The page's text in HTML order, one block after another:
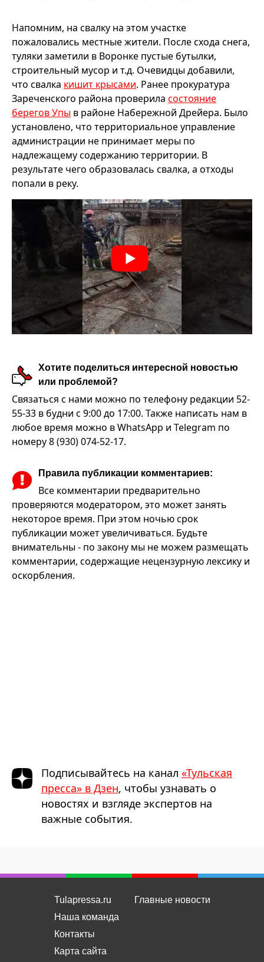
Напомним, на свалку на этом участке
пожаловались местные жители. После схода снега,
туляки заметили в Воронке пустые бутылки,
строительный мусор и т.д. Очевидцы добавили,
что свалка кишит крысами. Ранее прокуратура
Зареченского района проверила состояние
берегов Упы в районе Набережной Дрейера. Было
установлено, что территориальное управление
администрации не принимает меры по
надлежащему содержанию территории. В
результате чего образовалась свалка, а отходы
попали в реку.
Хотите поделиться интересной новостью
или проблемой?
Связаться с нами можно по телефону редакции 52-
55-33 в будни с 9:00 до 17:00. Также написать нам в
любое время можно в WhatsApp и Telegram по
номеру 8 (930) 074-52-17.
Правила публикации комментариев:
Все комментарии предварительно
проверяются модератором, это может занять
некоторое время. При этом ночью срок
публикации может увеличиваться. Будьте
внимательны - по закону мы не можем размещать
комментарии, содержащие нецензурную лексику и
оскорбления.
Подписывайтесь на канал «Тульская
пресса» в Дзен, чтобы узнавать о
новостях и взгляде экспертов на
важные события.
Tulapressa.ru
Наша команда
Контакты
Карта сайта
Главные новости